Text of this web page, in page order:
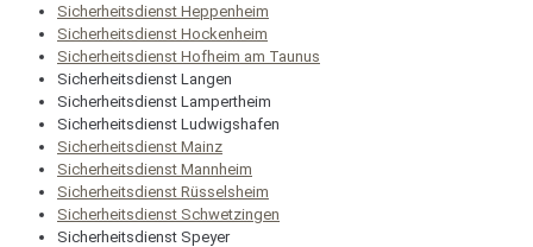
Sicherheitsdienst Heppenheim
Sicherheitsdienst Hockenheim
Sicherheitsdienst Hofheim am Taunus
Sicherheitsdienst Langen
Sicherheitsdienst Lampertheim
Sicherheitsdienst Ludwigshafen
Sicherheitsdienst Mainz
Sicherheitsdienst Mannheim
Sicherheitsdienst Rüsselsheim
Sicherheitsdienst Schwetzingen
Sicherheitsdienst Speyer